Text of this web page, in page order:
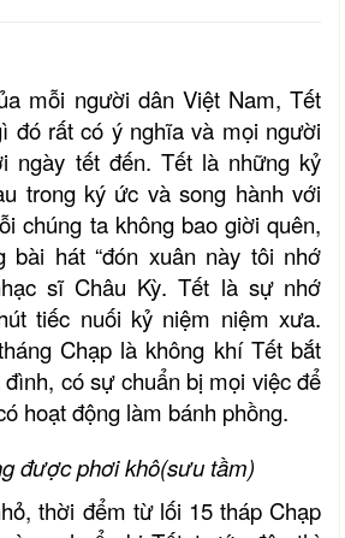
mỗi người dân Việt Nam, Tết
đó rất có ý nghĩa và mọi người
ngày tết đến. Tết là những kỷ
trong ký ức và song hành với
chúng ta không bao giời quên,
bài hát “đón xuân này tôi nhớ
sĩ Châu Kỳ. Tết là sự nhớ
tiếc nuối kỷ niệm niệm xưa.
Chạp là không khí Tết bắt
có sự chuẩn bị mọi việc để
hoạt động làm bánh phồng.
được phơi khô(sưu tầm)
thời đểm từ lối 15 tháp Chạp